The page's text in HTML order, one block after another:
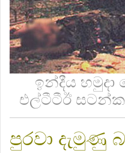
ඉන්දීය
එල්ටීටීඊ
පුරවා දැමුණු